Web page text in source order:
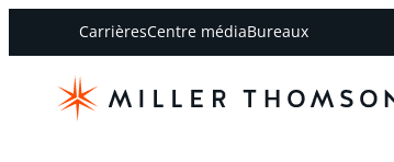
CarrièresCentre médiaBureaux